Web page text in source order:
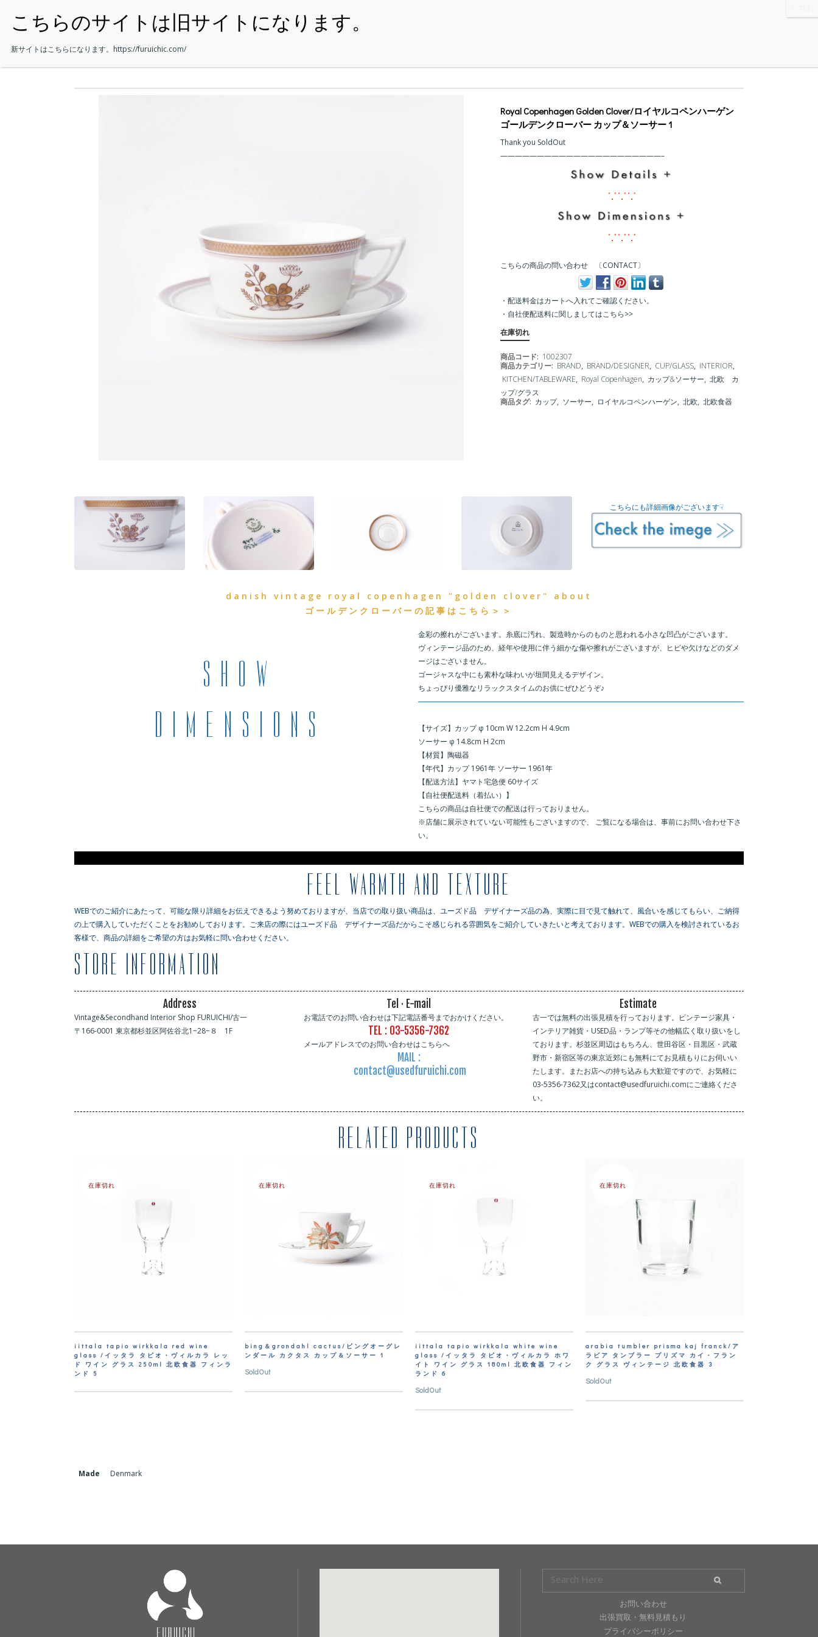
・HOME ・ITEM ・SHOPPING-GUIDE
Royal Copenhagen Golden Clover/ロイヤルコペンハーゲン
ゴールデンクローバー カップ＆ソーサー 1
Thank you SoldOut
こちらの商品の問い合わせ 〔CONTACT〕
・配送料金はカートへ入れてご確認ください。
・ 自社便配送料に関しましてはこちら>>
在庫切れ
商品コード: 1002307
商品カテゴリー: BRAND, BRAND/DESIGNER, CUP/GLASS, INTERIOR,
KITCHEN/TABLEWARE, Royal Copenhagen, カップ&ソーサー, 北欧 カ
ップ/グラス
商品タグ: カップ, ソーサー, ロイヤルコペンハーゲン, 北欧, 北欧食器
こちらにも詳細画像がございます☟
danish vintage royal copenhagen "golden clover" about
ゴールデンクローバーの記事はこちら＞＞
金彩の擦れがございます。糸底に汚れ、製造時からのものと思われる小さな凹凸がございます。
ヴィンテージ品のため、経年や使用に伴う細かな傷や擦れがございますが、ヒビや欠けなどのダメ
ージはございません。
ゴージャスな中にも素朴な味わいが垣間見えるデザイン。
ちょっぴり優雅なリラックスタイムのお供にぜひどうぞ♪
【サイズ】カップ φ 10cm W 12.2cm H 4.9cm
ソーサー φ 14.8cm H 2cm
【材質】陶磁器
【年代】カップ 1961年 ソーサー 1961年
【配送方法】ヤマト宅急便 60サイズ
【自社便配送料（着払い）】
こちらの商品は自社便での配送は行っておりません。
※店舗に展示されていない可能性もございますので、 ご覧になる場合は、事前にお問い合わせ下さ
い。
FEEL WARMTH AND TEXTURE
WEBでのご紹介にあたって、可能な限り詳細をお伝えできるよう努めておりますが、当店での取り扱い商品は、ユーズド品 デザイナーズ品の為、実際に目で見て触れて、風合いを感じてもらい、ご納得
の上で購入していただくことをお勧めしております。ご来店の際にはユーズド品 デザイナーズ品だからこそ感じられる雰囲気をご紹介していきたいと考えております。WEBでの購入を検討されているお
客様で、商品の詳細をご希望の方はお気軽に問い合わせください。
Address
Vintage&Secondhand Interior Shop FURUICHI/古一
〒166-0001 東京都杉並区阿佐谷北1−28−８ 1F
Tel · E-mail
お電話でのお問い合わせは下記電話番号までおかけください。
TEL : 03-5356-7362
メールアドレスでのお問い合わせはこちらへ
MAIL :
contact@usedfuruichi.com
Estimate
古一では無料の出張見積を行っております。ビンテージ家具・
インテリア雑貨・USED品・ランプ等その他幅広く取り扱いをし
ております。杉並区周辺はもちろん、世田谷区・目黒区・武蔵
野市・新宿区等の東京近郊にも無料にてお見積もりにお伺いい
たします。またお店への持ち込みも大歓迎ですので、お気軽に
03-5356-7362又はcontact@usedfuruichi.comにご連絡くださ
い。
RELATED PRODUCTS
在庫切れ
iittala tapio wirkkala red wine
glass /イッタラ タピオ・ヴィルカラ レッ
ド ワイン グラス 250ml 北欧食器 フィンラ
ンド 5
在庫切れ
bing＆grondahl cactus/ビングオーグレ
ンダール カクタス カップ＆ソーサー 1
SoldOut
在庫切れ
iittala tapio wirkkala white wine
glass /イッタラ タピオ・ヴィルカラ ホワ
イト ワイン グラス 180ml 北欧食器 フィン
ランド 6
SoldOut
在庫切れ
arabia tumbler prisma kaj franck/ア
ラビア タンブラー プリズマ カイ・フラン
ク グラス ヴィンテージ 北欧食器 3
SoldOut
Made Denmark
お問い合わせ
出張買取・無料見積もり
プライバシーポリシー
新サイトはこちらになります。 https://furuichic.com/